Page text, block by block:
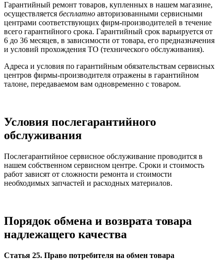
Гарантийный ремонт товаров, купленных в нашем магазине,
осуществляется бесплатно авторизованными сервисными
центрами соответствующих фирм-производителей в течение
всего гарантийного срока. Гарантийный срок варьируется от
6 до 36 месяцев, в зависимости от товара, его предназначения
и условий прохождения ТО (технического обслуживания).
Адреса и условия по гарантийным обязательствам сервисных
центров фирмы-производителя отражены в гарантийном
талоне, передаваемом вам одновременно с товаром.
Условия послегарантийного
обслуживания
Послегарантийное сервисное обслуживание проводится в
нашем собственном сервисном центре. Сроки и стоимость
работ зависят от сложности ремонта и стоимости
необходимых запчастей и расходных материалов.
Порядок обмена и возврата товара
надлежащего качества
Статья 25. Право потребителя на обмен товара